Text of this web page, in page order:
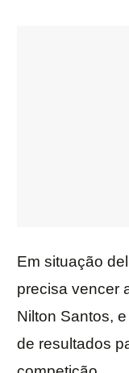
Em situação
precisa vencer
Nilton Santos,
de resultados